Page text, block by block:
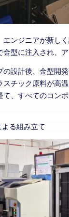
ンジニアが新し
型に注入され、
設計後、金型開
チック原料が高
、すべてのコン
る組み立て